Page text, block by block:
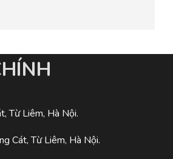
Từ Liêm, Hà Nội.
Cát, Từ Liêm, Hà Nội.